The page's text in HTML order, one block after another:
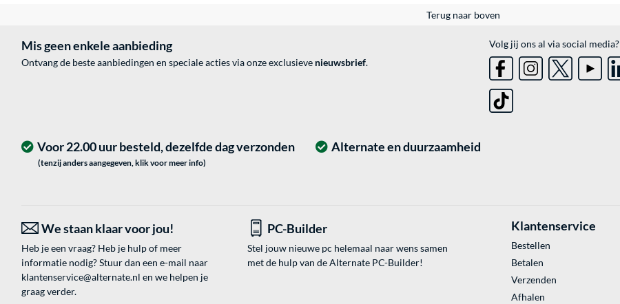
Terug naar boven
Mis geen enkele aanbieding
Ontvang de beste aanbiedingen en speciale acties via onze exclusieve nieuwsbrief.
Volg jij ons al via social media?
Alternate en duurzaamheid
Voor 22.00 uur besteld, dezelfde dag verzonden
(tenzij anders aangegeven, klik voor meer info)
We staan klaar voor jou!
Heb je een vraag? Heb je hulp of meer
informatie nodig? Stuur dan een e-mail naar
klantenservice@alternate.nl en we helpen je
graag verder.
PC-Builder
Stel jouw nieuwe pc helemaal naar wens samen
met de hulp van de Alternate PC-Builder!
Klantenservice
Bestellen
Betalen
Verzenden
Afhalen